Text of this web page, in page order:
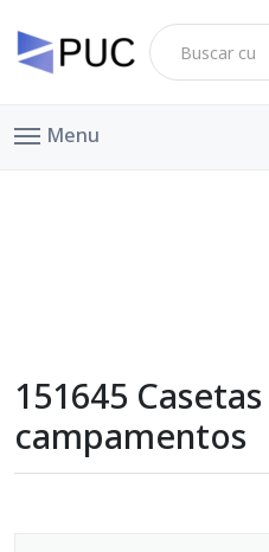
Menu
151645
campamentos